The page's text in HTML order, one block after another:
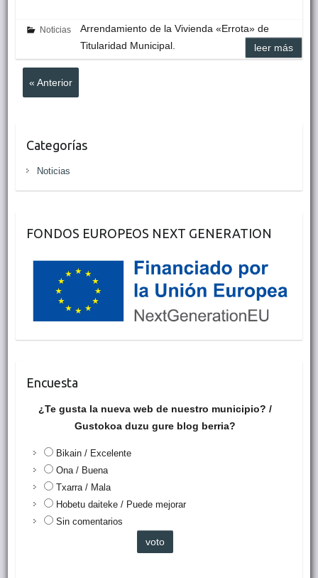
Noticias
Arrendamiento de la Vivienda «Errota» de
Titularidad Municipal.
leer más
« Anterior
Categorías
Noticias
FONDOS EUROPEOS NEXT GENERATION
Encuesta
¿Te gusta la nueva web de nuestro municipio? /
Gustokoa duzu gure blog berria?
Bikain / Excelente
Ona / Buena
Txarra / Mala
Hobetu daiteke / Puede mejorar
Sin comentarios